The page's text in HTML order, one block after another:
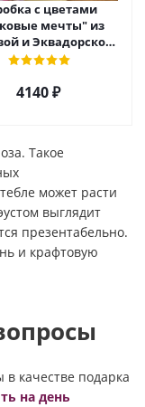
с цветами
мечты" из
и Эквадорской
орхидеи и гербер
4140 ₽
Такое
может расти
выглядит
презентабельно.
и крафтовую
качестве подарка
на день